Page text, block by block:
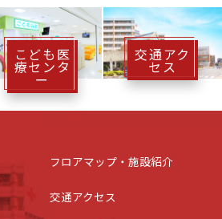
こども医
療センタ
ー
交通アク
セス
フロアマップ・施設紹介
交通アクセス